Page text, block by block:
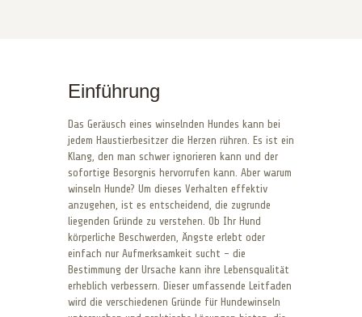
Einführung
Das Geräusch eines winselnden Hundes kann bei
jedem Haustierbesitzer die Herzen rühren. Es ist ein
Klang, den man schwer ignorieren kann und der
sofortige Besorgnis hervorrufen kann. Aber warum
winseln Hunde? Um dieses Verhalten effektiv
anzugehen, ist es entscheidend, die zugrunde
liegenden Gründe zu verstehen. Ob Ihr Hund
körperliche Beschwerden, Ängste erlebt oder
einfach nur Aufmerksamkeit sucht – die
Bestimmung der Ursache kann ihre Lebensqualität
erheblich verbessern. Dieser umfassende Leitfaden
wird die verschiedenen Gründe für Hundewinseln